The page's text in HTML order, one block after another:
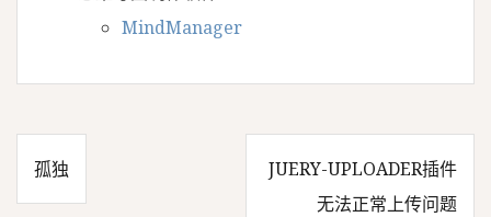
MindManager
文
孤独
JUERY-UPLOADER插件
无法正常上传问题